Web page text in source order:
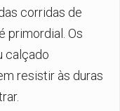
corridas de
primordial. Os
calçado
resistir às duras